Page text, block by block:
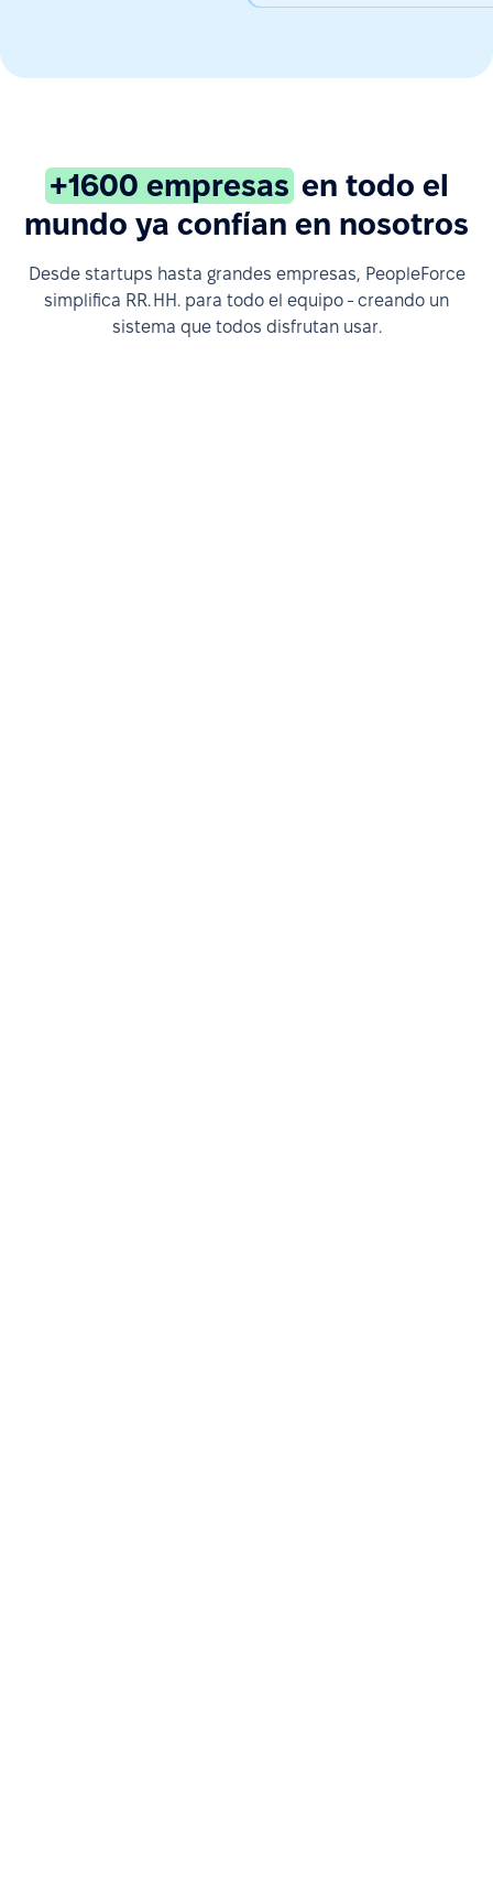
+1600 empresas en todo el
mundo ya confían en nosotros
Desde startups hasta grandes empresas, PeopleForce
simplifica RR. HH. para todo el equipo - creando un
sistema que todos disfrutan usar.